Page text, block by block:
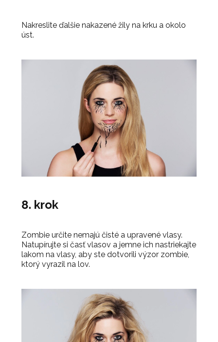
Nakreslite ďalšie nakazené žily na krku a okolo
úst.
8. krok
Zombie určite nemajú čisté a upravené vlasy.
Natupírujte si časť vlasov a jemne ich nastriekajte
lakom na vlasy, aby ste dotvorili výzor zombie,
ktorý vyrazil na lov.